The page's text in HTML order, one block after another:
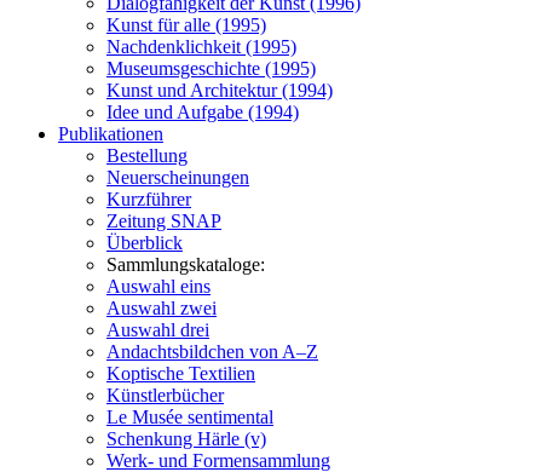
Kunst für alle (1995)
Nachdenklichkeit (1995)
Museumsgeschichte (1995)
Kunst und Architektur (1994)
Idee und Aufgabe (1994)
Publikationen
Bestellung
Neuerscheinungen
Kurzführer
Zeitung SNAP
Überblick
Sammlungskataloge:
Auswahl eins
Auswahl zwei
Auswahl drei
Andachtsbildchen von A–Z
Koptische Textilien
Künstlerbücher
Le Musée sentimental
Schenkung Härle (v)
Werk- und Formensammlung